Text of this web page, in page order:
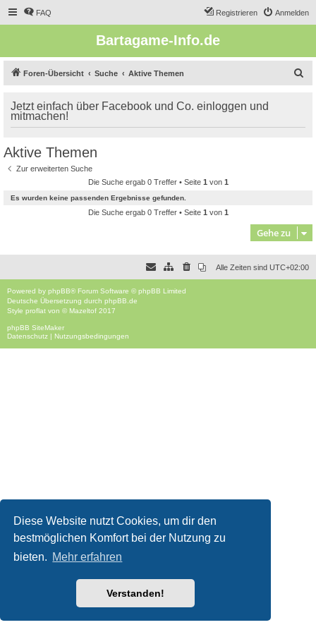
Diese Website nutzt Cookies, um dir den
bestmöglichen Komfort bei der Nutzung zu
bieten. Mehr erfahren
Verstanden!
FAQ Anmelden
Registrieren
Bartagame-Info.de
Foren-Übersicht Suche Aktive Themen
Jetzt einfach über Facebook und Co. einloggen und
mitmachen!
Aktive Themen
Zur erweiterten Suche
Die Suche ergab 0 Treffer • Seite 1 von 1
Es wurden keine passenden Ergebnisse gefunden.
Die Suche ergab 0 Treffer • Seite 1 von 1
Gehe zu
Alle Zeiten sind UTC+02:00
Powered by phpBB® Forum Software © phpBB Limited
Deutsche Übersetzung durch phpBB.de
Style proflat von © Mazeltof 2017
phpBB SiteMaker
Datenschutz | Nutzungsbedingungen